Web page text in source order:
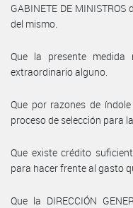
GABINETE DE
del mismo.
Que la presente medida
extraordinario alguno.
Que por razones de
proceso de selección para
Que existe crédito
para hacer frente al gasto
Que la DIRECCIÓN